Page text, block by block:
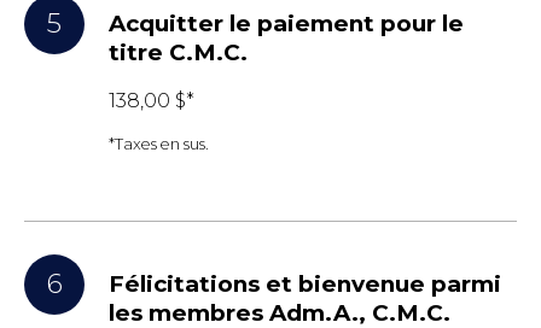
5
Acquitter le paiement pour le
titre C.M.C.
138,00 $*
*Taxes en sus.
6
Félicitations et bienvenue parmi
les membres Adm.A., C.M.C.